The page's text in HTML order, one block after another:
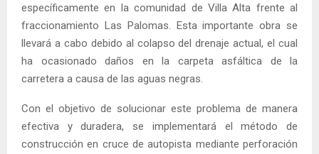
específicamente en la comunidad de Villa Alta frente al
fraccionamiento Las Palomas. Esta importante obra se
llevará a cabo debido al colapso del drenaje actual, el cual
ha ocasionado daños en la carpeta asfáltica de la
carretera a causa de las aguas negras.
Con el objetivo de solucionar este problema de manera
efectiva y duradera, se implementará el método de
construcción en cruce de autopista mediante perforación